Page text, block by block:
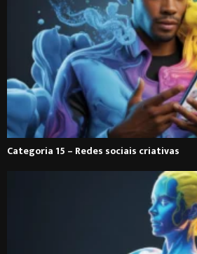
Categoria 15 – Redes sociais criativas